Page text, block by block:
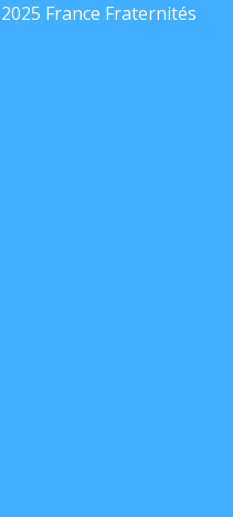
France Fraternités